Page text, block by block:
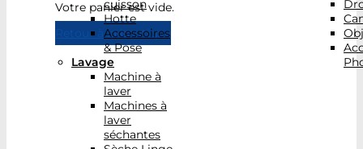
Votre panier est vide.
Retour à la boutique
cuisson
Hotte
Accessoires
& Pose
Lavage
Machine à
laver
Machines à
laver
séchantes